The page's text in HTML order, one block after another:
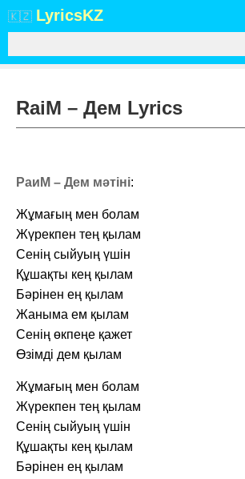
🇰🇿 LyricsKZ
RaiM – Дем Lyrics
РаиМ – Дем мәтіні:
Жұмағың мен болам
Жүрекпен тең қылам
Сенің сыйуың үшін
Құшақты кең қылам
Бәрінен ең қылам
Жаныма ем қылам
Сенің өкпеңе қажет
Өзімді дем қылам
Жұмағың мен болам
Жүрекпен тең қылам
Сенің сыйуың үшін
Құшақты кең қылам
Бәрінен ең қылам